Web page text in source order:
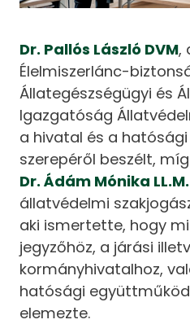
Dr. Pallós László DVM,
Élelmiszerlánc-
Állategészségügyi és
Igazgatóság
a hivatal és a
szerepéről beszélt,
Dr. Ádám Mónika LL.M.
állatvédelmi
aki ismertette, hogy
jegyzőhöz, a járási
kormányhivatalhoz,
hatósági
elemezte.